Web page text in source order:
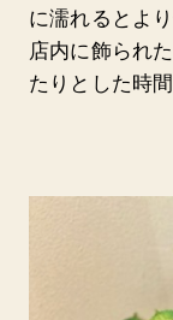
に濡れるとよ
店内に飾られ
たりとした時